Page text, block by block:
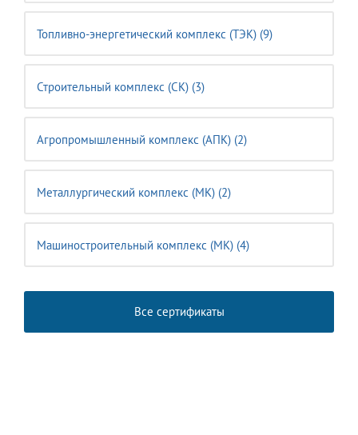
Топливно-энергетический комплекс (ТЭК) (9)
Строительный комплекс (CK) (3)
Агропромышленный комплекс (АПК) (2)
Металлургический комплекс (МК) (2)
Машиностроительный комплекс (MК) (4)
Все сертификаты